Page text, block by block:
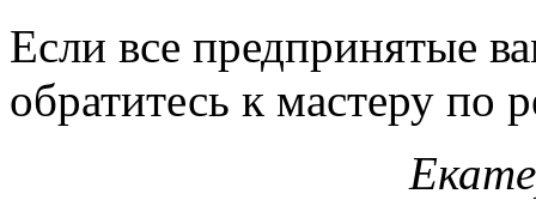
Если все предпринятые
обратитесь к мастеру по